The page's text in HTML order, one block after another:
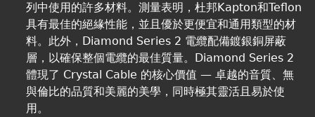
列中使用的許多材料。測量表明，杜邦Kapton和Teflon
具有最佳的絕緣性能，並且優於更便宜和通用類型的材
料。此外，Diamond Series 2 電纜配備鍍銀銅屏蔽
層，以確保整個電纜的最佳質量。Diamond Series 2
體現了 Crystal Cable 的核心價值 — 卓越的音質、無
與倫比的品質和美麗的美學，同時極其靈活且易於使
用。